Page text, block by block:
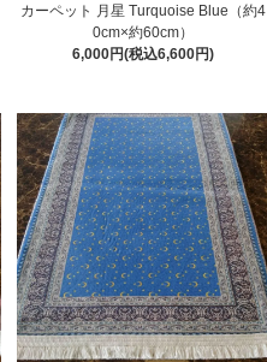
カーペット 月星 Turquoise Blue（約4
0cm×約60cm）
6,000円(税込6,600円)